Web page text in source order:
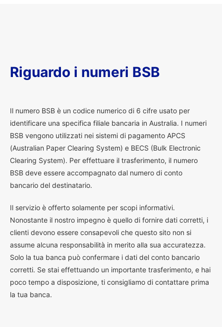
Riguardo i numeri BSB
Il numero BSB è un codice numerico di 6 cifre usato per
identificare una specifica filiale bancaria in Australia. I numeri
BSB vengono utilizzati nei sistemi di pagamento APCS
(Australian Paper Clearing System) e BECS (Bulk Electronic
Clearing System). Per effettuare il trasferimento, il numero
BSB deve essere accompagnato dal numero di conto
bancario del destinatario.
Il servizio è offerto solamente per scopi informativi.
Nonostante il nostro impegno è quello di fornire dati corretti, i
clienti devono essere consapevoli che questo sito non si
assume alcuna responsabilità in merito alla sua accuratezza.
Solo la tua banca può confermare i dati del conto bancario
corretti. Se stai effettuando un importante trasferimento, e hai
poco tempo a disposizione, ti consigliamo di contattare prima
la tua banca.